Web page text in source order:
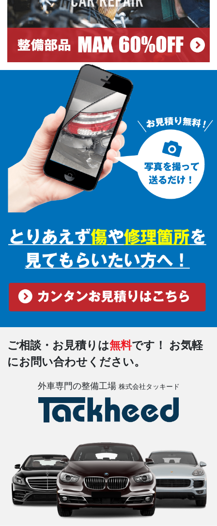
ご相談・お見積りは無料です！
お気軽
にお問い合わせください。
外車専門の整備工場 株式会社タッキード